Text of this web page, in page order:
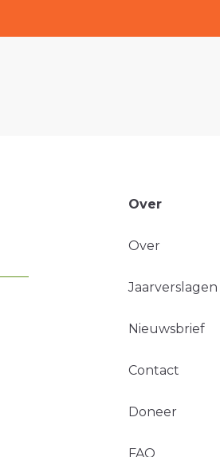
Over
Over
Jaarverslagen
Nieuwsbrief
Contact
Doneer
FAQ